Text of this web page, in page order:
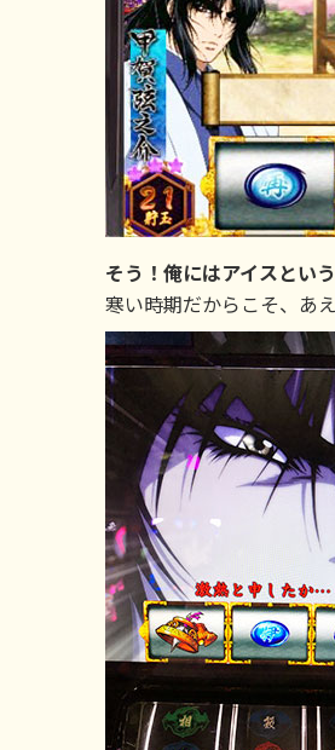
そう！俺にはアイスとい
寒い時期だからこそ、あ